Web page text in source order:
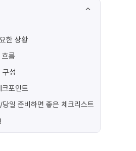
한 상황
름
구성
포인트
일 준비하면 좋은 체크리스트